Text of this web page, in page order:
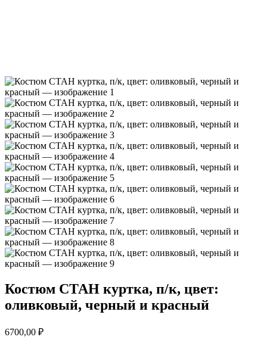
Костюм СТАН куртка, п/к, цвет:
оливковый, черный и красный
6700,00 ₽